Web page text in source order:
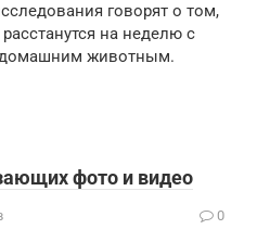
говорят о том,
на неделю с
животным.
фото и видео
0